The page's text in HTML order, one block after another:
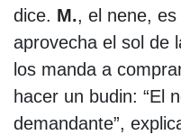
dice. M., el nene,
aprovecha el sol de
los manda a
hacer un budin: “El
demandante”,